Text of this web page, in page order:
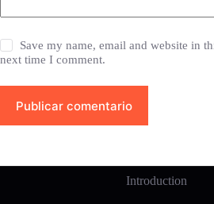
Save my name, email and website in
next time I comment.
Publicar comentario
Introduction